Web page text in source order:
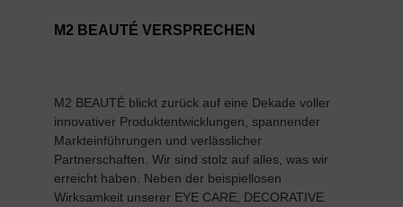
M2 BEAUTÉ VERSPRECHEN
M2 BEAUTÉ blickt zurück auf eine Dekade voller
innovativer Produktentwicklungen, spannender
Markteinführungen und verlässlicher
Partnerschaften. Wir sind stolz auf alles, was wir
erreicht haben. Neben der beispiellosen
Wirksamkeit unserer EYE CARE, DECORATIVE